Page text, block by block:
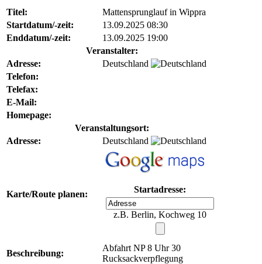
Titel:
Mattensprunglauf in Wippra
Startdatum/-zeit:
13.09.2025 08:30
Enddatum/-zeit:
13.09.2025 19:00
Veranstalter:
Adresse:
Deutschland
Telefon:
Telefax:
E-Mail:
Homepage:
Veranstaltungsort:
Adresse:
Deutschland
Karte/Route planen: Startadresse:
z.B. Berlin, Kochweg 10
Beschreibung:
Abfahrt NP 8 Uhr 30
Rucksackverpflegung